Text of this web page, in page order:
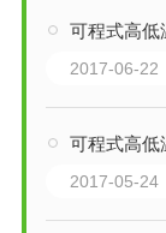
可程式高低
2017-06-22
可程式高低
2017-05-24